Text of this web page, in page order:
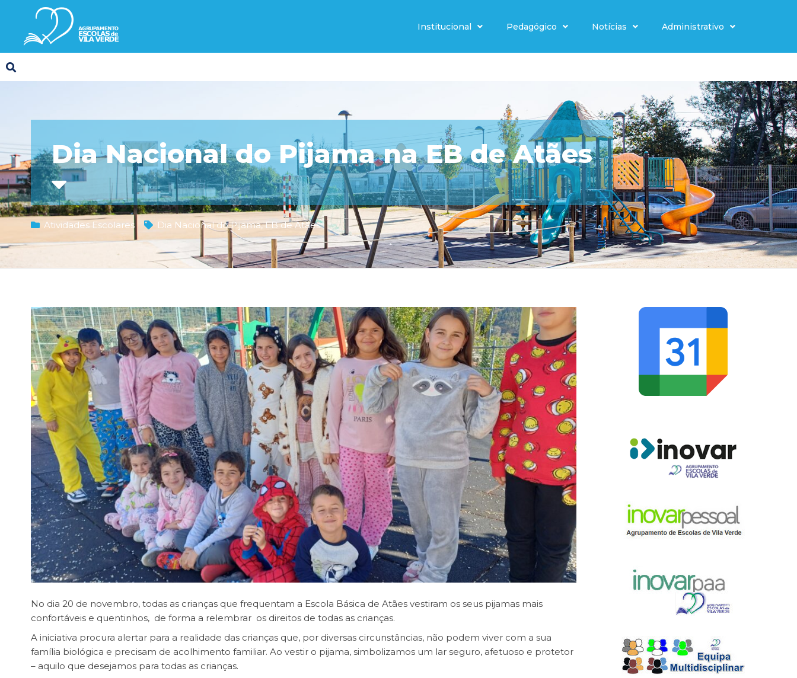
Institucional Pedagógico Notícias Administrativo
Dia Nacional do Pijama na EB de Atães
Atividades Escolares Dia Nacional do Pijama,EB de Atães
No dia 20 de novembro, todas as crianças que frequentam a Escola Básica de Atães vestiram os seus pijamas mais
confortáveis e quentinhos, de forma a relembrar os direitos de todas as crianças.
A iniciativa procura alertar para a realidade das crianças que, por diversas circunstâncias, não podem viver com a sua
família biológica e precisam de acolhimento familiar. Ao vestir o pijama, simbolizamos um lar seguro, afetuoso e protetor
– aquilo que desejamos para todas as crianças.